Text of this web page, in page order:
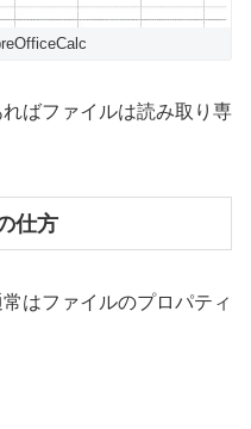
ばファイルは読み取り専
仕方
はファイルのプロパティ